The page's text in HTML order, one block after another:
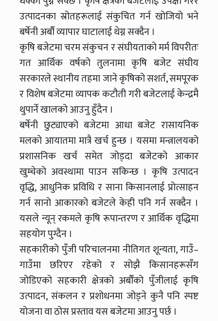
उत्पादनका स्रोतहरूलाई संकुचित गर्न खोजियो भने
बर्षेनी अर्बौ व्यापार घाटालाई थेग्न सक्दैन ।
कृषि बजेटमा चरम संकुचन र संघीयताको मर्म विपरीतः
गत आर्थिक वर्षको तुलनामा कृषि बजेट संघीय
सरकारले स्थानीय तहमा जाने कृषिको सशर्त, समपूरक
र विशेष बजेटमा व्यापक कटौती गरी बजेटलाई केन्द्रमै
थुपार्ने खालको आउनु हुँदैन ।
बर्षेनी छुट्याएको बजेटमा आधा बजेट रासायनिक
मलको आयातमा मात्रै खर्च हुन्छ । यसमा मन्त्रालयको
प्रशासनिक खर्च समेत जोड्दा बजेटको आकार
खुम्चेको अवस्थामा पाउन सकिन्छ । कृषि उत्पादन
वृद्धि, आधुनिक प्रविधि र साना किसानलाई प्रोत्साहन
गर्न सानो आकारको बजेटले केही पनि गर्न सक्दैन ।
यसले न्यून् रकमले कृषि रूपान्तरण र आर्थिक वृद्धिमा
सहयोग पुग्दैन ।
सहकारीको पुँजी परिचालनमा नीतिगत शून्यता, गाउँ–
गाउँमा छरिएर रहेको र सोझै किसानहरूसँग
जोडिएको सहकारी क्षेत्रको अर्बौंको पुँजीलाई कृषि
उत्पादन, संकलन र प्रशोधनमा जोड्ने कुनै पनि स्पष्ट
योजना वा ठोस प्रस्ताव यस बजेटमा आउनु पर्छ ।